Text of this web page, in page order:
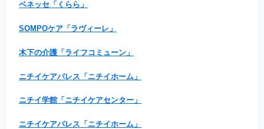
ベネッセ「くらら」
SOMPOケア「ラヴィーレ」
木下の介護「ライフコミューン」
ニチイケアパレス「ニチイホーム」
ニチイ学館「ニチイケアセンター」
ニチイケアパレス「ニチイホーム」